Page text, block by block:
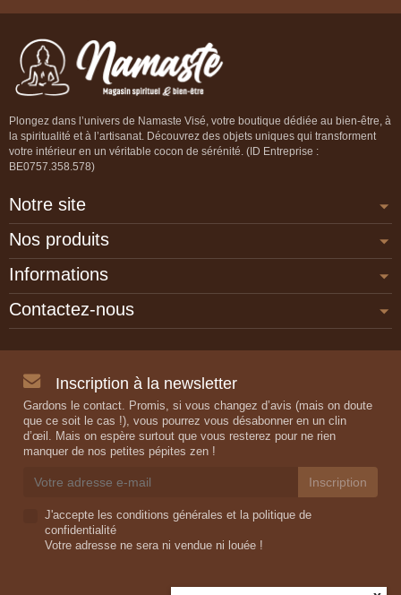
Plongez dans l’univers de Namaste Visé, votre boutique dédiée au bien-être, à
la spiritualité et à l’artisanat. Découvrez des objets uniques qui transforment
votre intérieur en un véritable cocon de sérénité. (ID Entreprise :
BE0757.358.578)
Notre site
Nos produits
Informations
Contactez-nous
Inscription à la newsletter
Gardons le contact. Promis, si vous changez d’avis (mais on doute
que ce soit le cas !), vous pourrez vous désabonner en un clin
d’œil. Mais on espère surtout que vous resterez pour ne rien
manquer de nos petites pépites zen !
J'accepte les conditions générales et la politique de
confidentialité
Votre adresse ne sera ni vendue ni louée !